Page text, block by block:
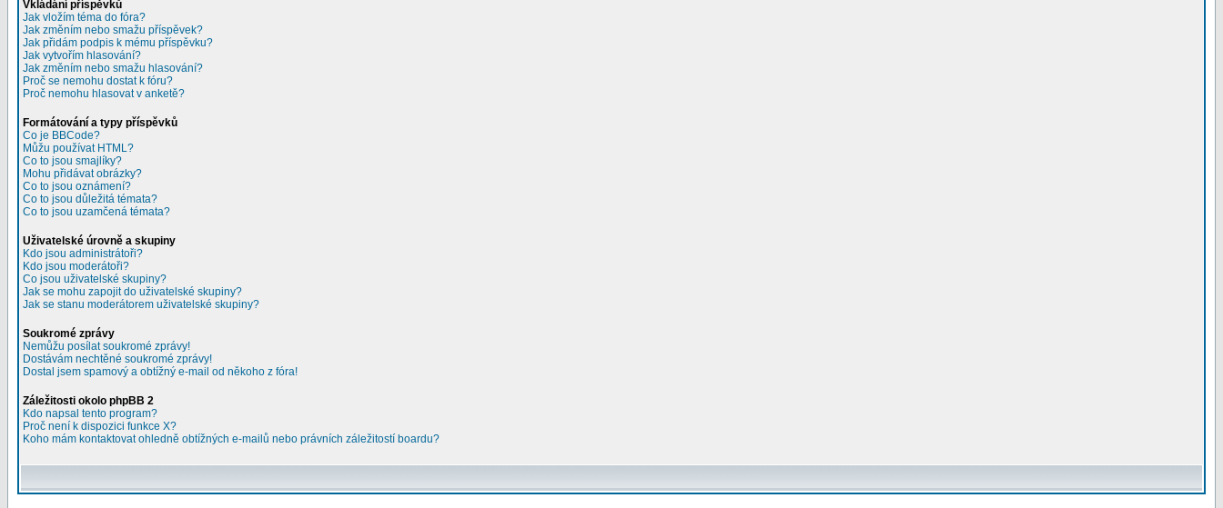
Vkládání příspěvků
Jak vložím téma do fóra?
Jak změním nebo smažu příspěvek?
Jak přidám podpis k mému příspěvku?
Jak vytvořím hlasování?
Jak změním nebo smažu hlasování?
Proč se nemohu dostat k fóru?
Proč nemohu hlasovat v anketě?
Formátování a typy příspěvků
Co je BBCode?
Můžu používat HTML?
Co to jsou smajlíky?
Mohu přidávat obrázky?
Co to jsou oznámení?
Co to jsou důležitá témata?
Co to jsou uzamčená témata?
Uživatelské úrovně a skupiny
Kdo jsou administrátoři?
Kdo jsou moderátoři?
Co jsou uživatelské skupiny?
Jak se mohu zapojit do uživatelské skupiny?
Jak se stanu moderátorem uživatelské skupiny?
Soukromé zprávy
Nemůžu posílat soukromé zprávy!
Dostávám nechtěné soukromé zprávy!
Dostal jsem spamový a obtížný e-mail od někoho z fóra!
Záležitosti okolo phpBB 2
Kdo napsal tento program?
Proč není k dispozici funkce X?
Koho mám kontaktovat ohledně obtížných e-mailů nebo právních záležitostí boardu?